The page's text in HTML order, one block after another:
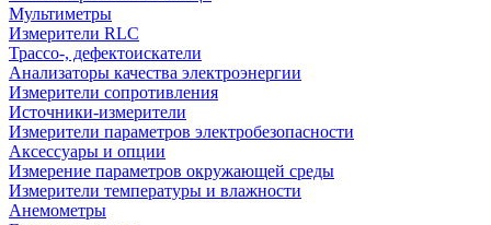
Мультиметры
Измерители RLC
Трассо-, дефектоискатели
Анализаторы качества электроэнергии
Измерители сопротивления
Источники-измерители
Измерители параметров электробезопасности
Аксессуары и опции
Измерение параметров окружающей среды
Измерители температуры и влажности
Анемометры